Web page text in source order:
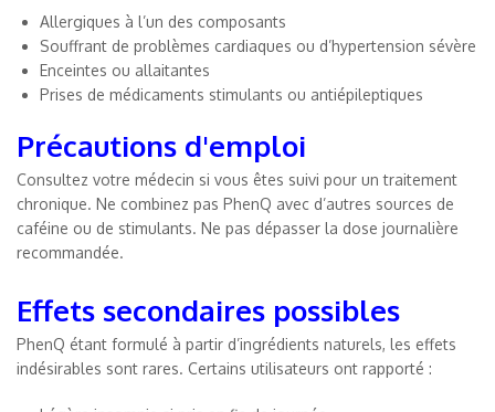
Allergiques à l’un des composants
Souffrant de problèmes cardiaques ou d’hypertension sévère
Enceintes ou allaitantes
Prises de médicaments stimulants ou antiépileptiques
Précautions d'emploi
Consultez votre médecin si vous êtes suivi pour un traitement
chronique. Ne combinez pas PhenQ avec d’autres sources de
caféine ou de stimulants. Ne pas dépasser la dose journalière
recommandée.
Effets secondaires possibles
PhenQ étant formulé à partir d’ingrédients naturels, les effets
indésirables sont rares. Certains utilisateurs ont rapporté :